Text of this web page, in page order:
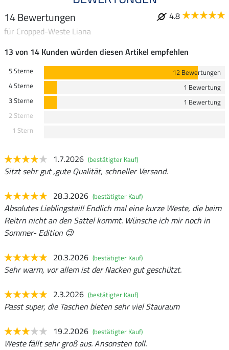
14 Bewertungen
4.8
für Cropped-Weste Liana
13 von 14 Kunden würden diesen Artikel empfehlen
5 Sterne
12 Bewertungen
4 Sterne
1 Bewertung
3 Sterne
1 Bewertung
2 Sterne
1 Stern
1.7.2026 (bestätigter Kauf)
Sitzt sehr gut ,gute Qualität, schneller Versand.
28.3.2026 (bestätigter Kauf)
Absolutes Lieblingsteil! Endlich mal eine kurze Weste, die beim
Reitrn nicht an den Sattel kommt. Wünsche ich mir noch in
Sommer- Edition 😉
20.3.2026 (bestätigter Kauf)
Sehr warm, vor allem ist der Nacken gut geschützt.
2.3.2026 (bestätigter Kauf)
Passt super, die Taschen bieten sehr viel Stauraum
19.2.2026 (bestätigter Kauf)
Weste fällt sehr groß aus. Ansonsten toll.